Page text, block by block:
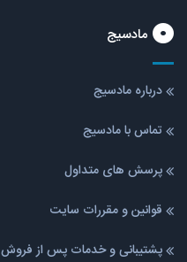
مادسیج
درباره مادسیج
تماس با مادسیج
پرسش های متداول
قوانین و مقررات سایت
پشتیبانی و خدمات پس از فروش